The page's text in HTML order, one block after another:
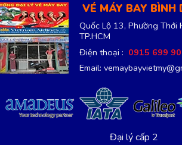
VÉ MÁY BAY BÌNH
Quốc Lộ 13, Phường Thới
TP.HCM
Điện thoại : 0915 699
Email:
Đại lý cấp 2